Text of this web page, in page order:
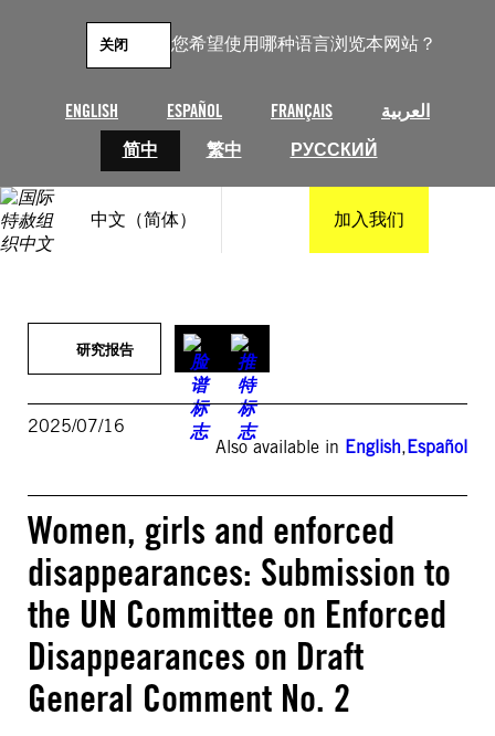
您希望使用哪种语言浏览本网站？
ENGLISH ESPAÑOL FRANÇAIS
العربية
简中
繁中 РУССКИЙ
关闭
中文（简体） 加入我们
研究报告
2025/07/16
Also available in English,Español
Women, girls and enforced
disappearances: Submission to
the UN Committee on Enforced
Disappearances on Draft
General Comment No. 2